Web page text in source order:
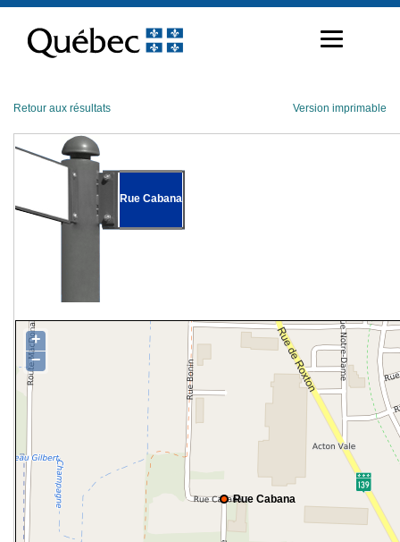
contenu
Retour aux résultats Version imprimable
Rue Cabana
Rue Cabana
+
−